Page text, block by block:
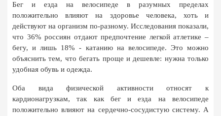
Бег и езда на велосипеде в разумных пределах
положительно влияют на здоровье человека, хоть и
действуют на организм по-разному. Исследования показали,
что 36% россиян отдают предпочтение легкой атлетике –
бегу, и лишь 18% - катанию на велосипеде. Это можно
объяснить тем, что бегать проще и дешевле: нужна только
удобная обувь и одежда.
Оба вида физической активности относят к
кардионагрузкам, так как бег и езда на велосипеде
положительно влияют на сердечно-сосудистую систему. А